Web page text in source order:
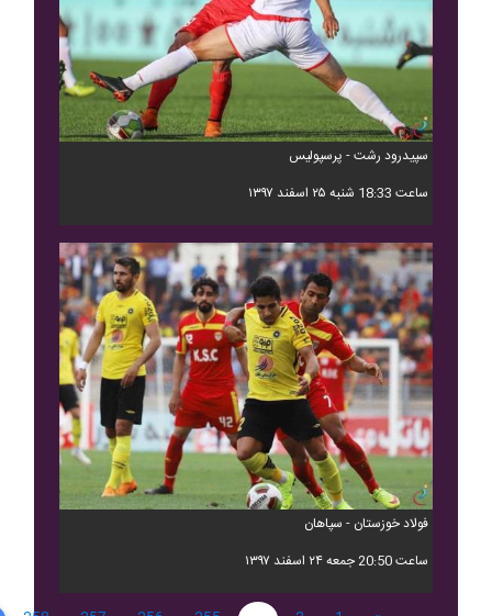
سپیدرود رشت - پرسپولیس
ساعت 18:33 شنبه ۲۵ اسفند ۱۳۹۷
فولاد خوزستان - سپاهان
ساعت 20:50 جمعه ۲۴ اسفند ۱۳۹۷